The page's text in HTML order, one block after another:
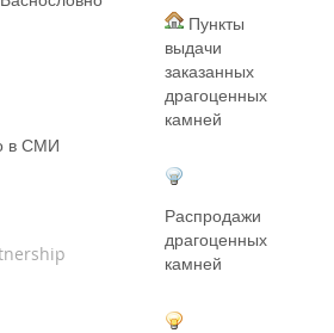
в СМИ
Пункты
выдачи
заказанных
драгоценных
камней
Распродажи
драгоценных
камней